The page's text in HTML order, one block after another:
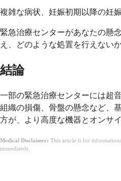
複雑な病状、妊娠初期以降の妊
緊急治療センターがあなたの懸
え、どのような処置を行えない
結論
一部の緊急治療センターには超
組織の損傷、骨盤の懸念など、
方が、より高度な機器とオンサ
Medical Disclaimer: This article is for
immediately.